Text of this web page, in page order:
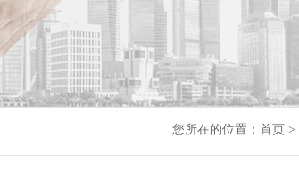
您所在的位置： 首页 >